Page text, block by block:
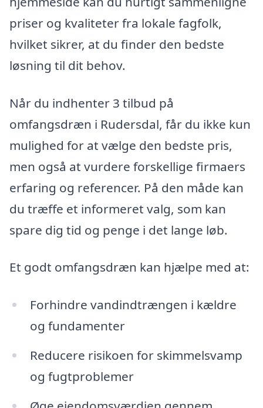
priser og kvaliteter fra lokale fagfolk,
hvilket sikrer, at du finder den bedste
løsning til dit behov.
Når du indhenter 3 tilbud på
omfangsdræn i Rudersdal, får du ikke kun
mulighed for at vælge den bedste pris,
men også at vurdere forskellige firmaers
erfaring og referencer. På den måde kan
du træffe et informeret valg, som kan
spare dig tid og penge i det lange løb.
Et godt omfangsdræn kan hjælpe med at:
Forhindre vandindtrængen i kældre
og fundamenter
Reducere risikoen for skimmelsvamp
og fugtproblemer